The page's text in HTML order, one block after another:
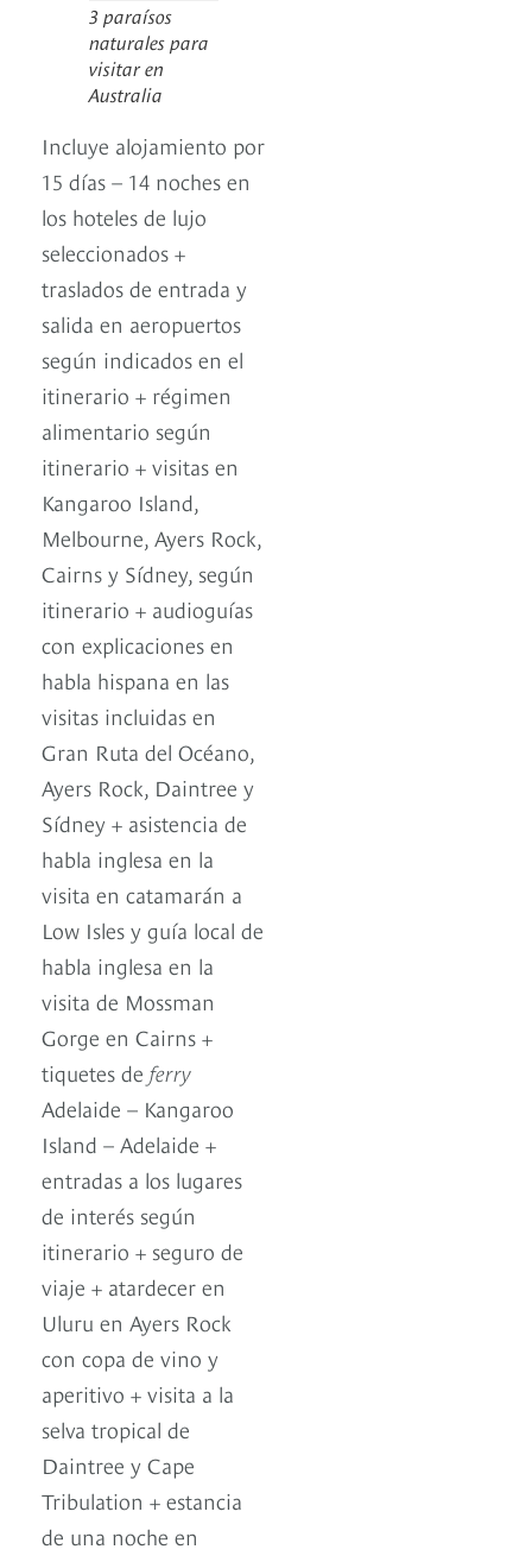
3 paraísos
naturales para
visitar en
Australia
Incluye alojamiento por
15 días – 14 noches en
los hoteles de lujo
seleccionados +
traslados de entrada y
salida en aeropuertos
según indicados en el
itinerario + régimen
alimentario según
itinerario + visitas en
Kangaroo Island,
Melbourne, Ayers Rock,
Cairns y Sídney, según
itinerario + audioguías
con explicaciones en
habla hispana en las
visitas incluidas en
Gran Ruta del Océano,
Ayers Rock, Daintree y
Sídney + asistencia de
habla inglesa en la
visita en catamarán a
Low Isles y guía local de
habla inglesa en la
visita de Mossman
Gorge en Cairns +
tiquetes de ferry
Adelaide – Kangaroo
Island – Adelaide +
entradas a los lugares
de interés según
itinerario + seguro de
viaje + atardecer en
Uluru en Ayers Rock
con copa de vino y
aperitivo + visita a la
selva tropical de
Daintree y Cape
Tribulation + estancia
de una noche en